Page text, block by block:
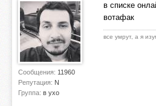
Сообщения: 11960
Репутация: N
Группа: в ухо
в списке
вотафак
все умрут, а я